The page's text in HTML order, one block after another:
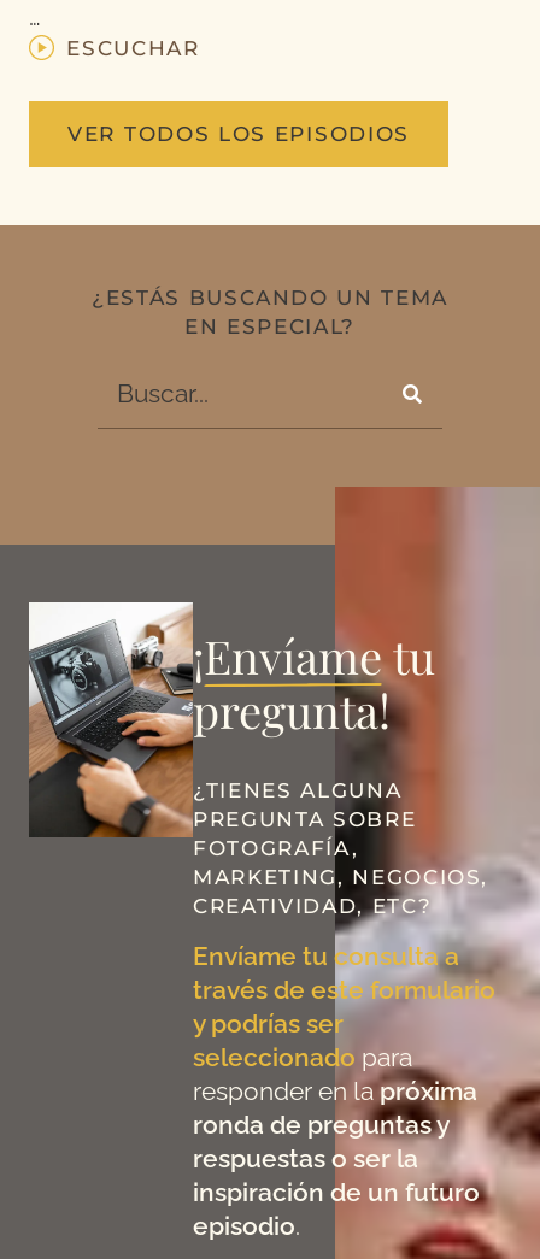
…
ESCUCHAR
VER TODOS LOS EPISODIOS
¿ESTÁS BUSCANDO UN TEMA
EN ESPECIAL?
¡Envíametu
pregunta!
¿TIENES ALGUNA
PREGUNTA SOBRE
FOTOGRAFÍA,
MARKETING, NEGOCIOS,
CREATIVIDAD, ETC?
Envíame tu consulta a
través de este formulario
y podrías ser
seleccionado para
responder en la próxima
ronda de preguntas y
respuestas o ser la
inspiración de un futuro
episodio.